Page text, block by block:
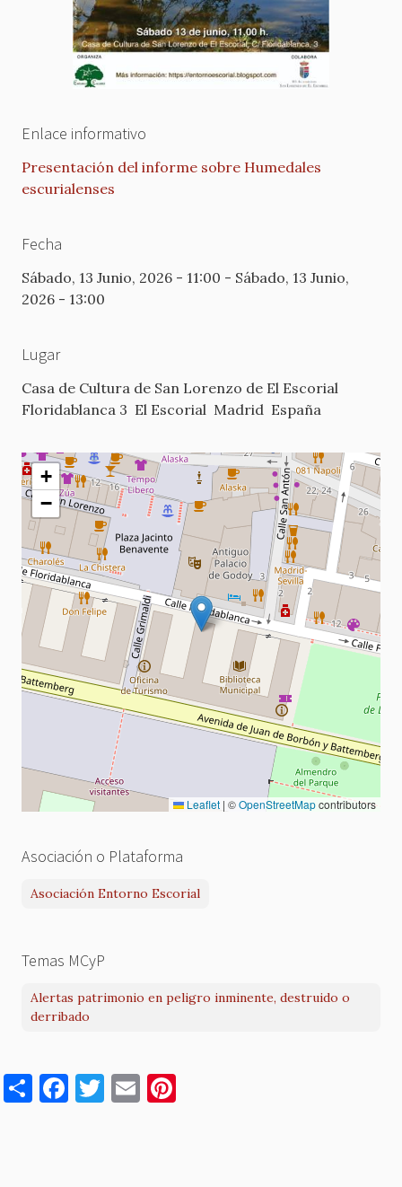
Enlace informativo
Presentación del informe sobre Humedales
escurialenses
Fecha
Sábado, 13 Junio, 2026 - 11:00 - Sábado, 13 Junio,
2026 - 13:00
Lugar
Casa de Cultura de San Lorenzo de El Escorial
Floridablanca 3 El Escorial Madrid España
+
−
Leaflet | ©OpenStreetMapcontributors
Asociación o Plataforma
Asociación Entorno Escorial
Temas MCyP
Alertas patrimonio en peligro inminente, destruido o
derribado
S
h
F
a
T
w
E
m